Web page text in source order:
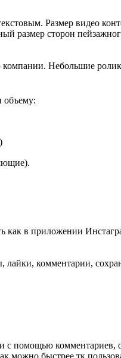
Размер видео
размер сторон
Небольшие
объему:
как в приложении
лайки, комментарии,
с помощью комментариев,
можно быстрее тк